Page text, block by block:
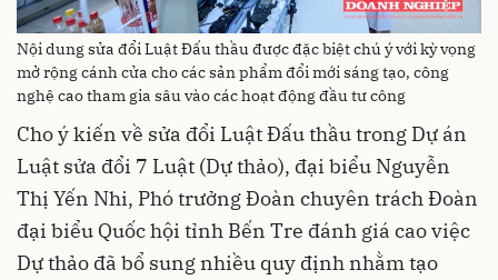
Nội dung sửa đổi Luật Đấu thầu được đặc biệt chú ý với kỳ vọng
mở rộng cánh cửa cho các sản phẩm đổi mới sáng tạo, công
nghệ cao tham gia sâu vào các hoạt động đầu tư công
Cho ý kiến về sửa đổi Luật Đấu thầu trong Dự án
Luật sửa đổi 7 Luật (Dự thảo), đại biểu Nguyễn
Thị Yến Nhi, Phó trưởng Đoàn chuyên trách Đoàn
đại biểu Quốc hội tỉnh Bến Tre đánh giá cao việc
Dự thảo đã bổ sung nhiều quy định nhằm tạo